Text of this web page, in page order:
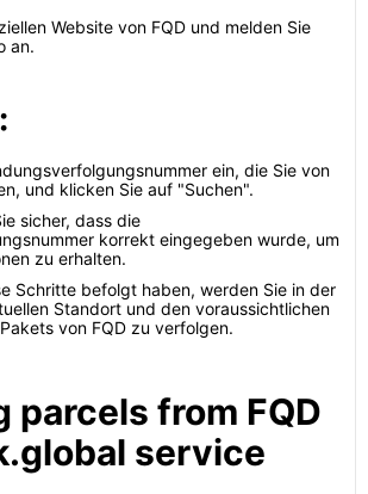
Website von FQD und melden Sie
an.
ein, die Sie von
und klicken Sie auf "Suchen".
sicher, dass die
korrekt eingegeben wurde, um
zu erhalten.
Schritte befolgt haben, werden Sie in der
Standort und den voraussichtlichen
von FQD zu verfolgen.
parcels from FQD
service